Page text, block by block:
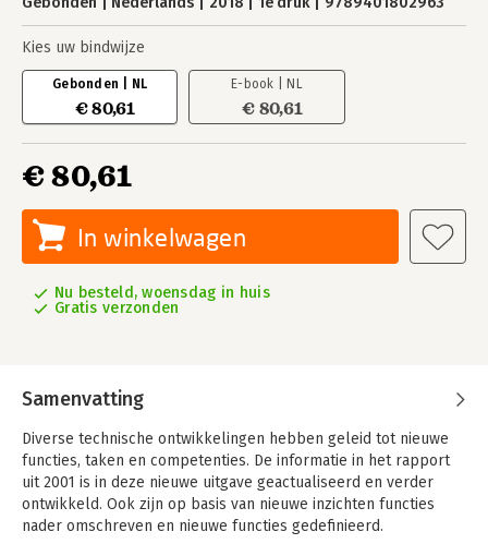
Kies uw bindwijze
Gebonden | NL
€ 80,61
E-book | NL
€ 80,61
€ 80,61
In winkelwagen
Nu besteld, woensdag in huis
Gratis verzonden
Samenvatting
Diverse technische ontwikkelingen hebben geleid tot nieuwe
functies, taken en competenties. De informatie in het rapport
uit 2001 is in deze nieuwe uitgave geactualiseerd en verder
ontwikkeld. Ook zijn op basis van nieuwe inzichten functies
nader omschreven en nieuwe functies gedefinieerd.